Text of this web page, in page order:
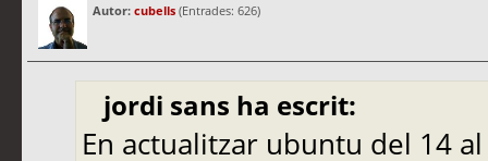
Autor: cubells (Entrades: 626)
jordi sans ha escrit:
En actualitzar ubuntu del 14